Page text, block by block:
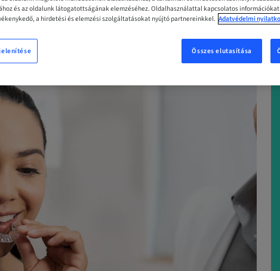
és az oldalunk látogatottságának elemzéséhez. Oldalhasználattal kapcsolatos
a hirdetési és elemzési szolgáltatásokat nyújtó partnereinkkel. Adatvédelmi
Összes elutasítása